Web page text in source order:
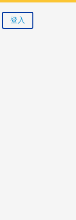
登入